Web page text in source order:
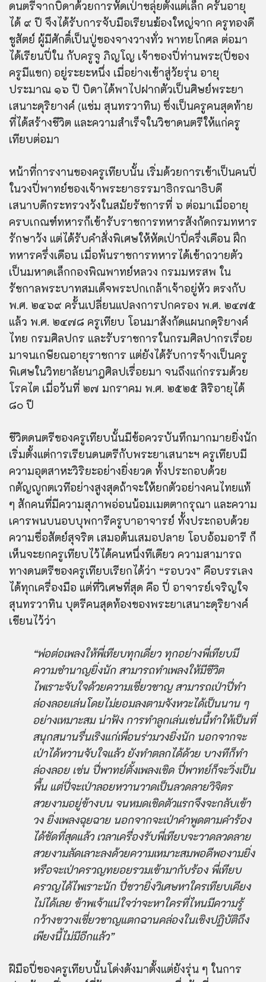
ดนตรีจากบิดาด้วยการหัดเป่าขลุ่ยตั้งแต่เล็ก ครั้นอายุ
ได้ ๙ ปี จึงได้รับการจับมือเรียนฆ้องใหญ่จาก ครูทองดี
ชูสัตย์ ผู้มีศักดิ์เป็นปู่ของจางวางทั่ว พาทยโกศล ต่อมา
ได้เรียนปี่ใน กับครูจู ภิญโญ เจ้าของปี่ท่านพระ(ปี่ของ
ครูมีแขก) อยู่ระยะหนึ่ง เมื่อย่างเข้าสู่วัยรุ่น อายุ
ประมาณ ๑๖ ปี บิดาได้พาไปฝากตัวเป็นศิษย์พระยา
เสนาะดุริยางค์ (แช่ม สุนทรวาทิน) ซึ่งเป็นครูคนสุดท้าย
ที่ได้สร้างชีวิต และความสำเร็จในวิชาดนตรีให้แก่ครู
เทียบต่อมา
หน้าที่การงานของครูเทียบนั้น เริ่มด้วยการเข้าเป็นคนปี่
ในวงปี่พาทย์ของเจ้าพระยาธรรมาธิกรณาธิบดี
เสนาบดีกระทรวงวังในสมัยรัชการที่ ๖ ต่อมาเมื่ออายุ
ครบเกณฑ์ทหารก็เข้ารับราชการทหารสังกัดกรมทหาร
รักษาวัง แต่ได้รับคำสั่งพิเศษให้หัดเป่าปี่ครึ่งเดือน ฝึก
ทหารครึ่งเดือน เมื่อพ้นราชการทหารได้เข้าถวายตัว
เป็นมหาดเล็กกองพิณพาทย์หลวง กรมมหรสพ ใน
รัชกาลพระบาทสมเด็จพระปกเกล้าเจ้าอยู่หัว ตรงกับ
พ.ศ. ๒๔๖๙ ครั้นเปลี่ยนแปลงการปกครอง พ.ศ. ๒๔๗๕
แล้ว พ.ศ. ๒๔๗๘ ครูเทียบ โอนมาสังกัดแผนกดุริยางค์
ไทย กรมศิลปกร และรับราชการในกรมศิลปากรเรื่อย
มาจนเกษียณอายุราชการ แต่ยังได้รับการจ้างเป็นครู
พิเศษในวิทยาลัยนาฎศิลปเรื่อยมา จนถึงแก่กรรมด้วย
โรคไต เมื่อวันที่ ๒๗ มกราคม พ.ศ. ๒๕๒๕ สิริอายุได้
๘๐ ปี
ชีวิตดนตรีของครูเทียบนั้นมีข้อควรบันทึกมากมายยิ่งนัก
เริ่มตั้งแต่การเรียนดนตรีกับพระยาเสนาะฯ ครูเทียบมี
ความอุตสาหะวิริยะอย่างยิ่งยวด ทั้งประกอบด้วย
กตัญญูกตเวทีอย่างสูงสุดถ้าจะให้ยกตัวอย่างคนไทยแท้
ๆ สักคนที่มีความสุภาพอ่อนน้อมเมตตากรุณา และความ
เคารพนบนอบบุพการีครูบาอาจารย์ ทั้งประกอบด้วย
ความซื่อสัตย์สุจริต เสมอต้นเสมอปลาย โอบอ้อมอารี ก็
เห็นจะยกครูเทียบไว้ได้คนหนึ่งทีเดียว ความสามารถ
ทางดนตรีของครูเทียบเรียกได้ว่า “รอบวง” คือบรรเลง
ได้ทุกเครื่องมือ แต่ที่วิเศษที่สุด คือ ปี่ อาจารย์เจริญใจ
สุนทรวาทิน บุตรีคนสุดท้องของพระยาเสนาะดุริยางค์
เขียนไว้ว่า
“พ่อต่อเพลงให้พี่เทียบทุกเดี่ยว ทุกอย่างพี่เทียบมี
ความชำนาญยิ่งนัก สามารถทำเพลงให้มีชีวิต
ไพเราะจับใจด้วยความเชี่ยวชาญ สามารถเป่าปี่ทำ
ล่องลอยเล่นโดยไม่ยอมลงตามจังหวะได้เป็นนาน ๆ
อย่างเหมาะสม น่าฟัง การทำลูกเล่นเช่นนี้ทำให้เป็นที่
สนุกสนานรื่นเริงแก่เพื่อนร่วมวงยิ่งนัก นอกจากจะ
เป่าได้หวานจับใจแล้ว ยังทำตลกได้ด้วย บางทีก็ทำ
ล่องลอย เช่น ปี่พาทย์ตั้งเพลงเชิด ปี่พาทย์ก็จะวิ่งเป็น
พื้น แต่ปี่จะเป่าลอยหวานวาดเป็นลวดลายวิจิตร
สวยงามอยู่ข้างบน จนหมดเชิดตัวแรกจึงจะกลับเข้า
วง ยิ่งเพลงฉุยฉาย นอกจากจะเป่าคำพูดตามคำร้อง
ได้ชัดที่สุดแล้ว เวลาเครื่องรับพี่เทียบจะวาดลวดลาย
สวยงามลัดเลาะลงด้วยความเหมาะสมพอดีพองามยิ่ง
หรือจะเป่าครวญทยอยรวมเข้ามากับร้อง พี่เทียบ
ครวญได้ไพเราะนัก ปี่ชวายิ่งวิเศษหาใครเทียบเคียง
ไม่ได้เลย ข้าพเจ้าแน่ใจว่าจะหาใครที่ไหนมีความรู้
กว้างขวางเชี่ยวชาญแตกฉานคล่องในเชิงปฏิบัติถึง
เพียงนี้ไม่มีอีกแล้ว”
ฝีมือปี่ของครูเทียบนั้นโด่งดังมาตั้งแต่ยังรุ่น ๆ ในการ